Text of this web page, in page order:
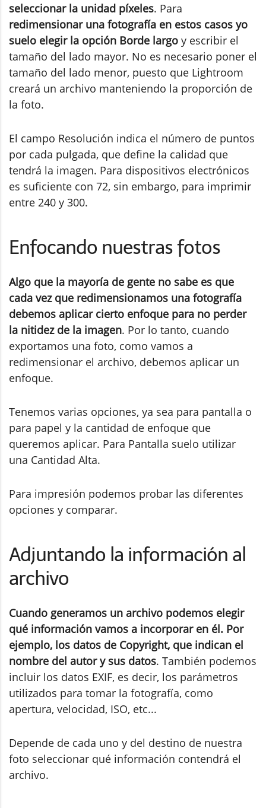
seleccionar la unidad píxeles. Para
redimensionar una fotografía en estos casos yo
suelo elegir la opción Borde largo y escribir el
tamaño del lado mayor. No es necesario poner el
tamaño del lado menor, puesto que Lightroom
creará un archivo manteniendo la proporción de
la foto.
El campo Resolución indica el número de puntos
por cada pulgada, que define la calidad que
tendrá la imagen. Para dispositivos electrónicos
es suficiente con 72, sin embargo, para imprimir
entre 240 y 300.
Enfocando nuestras fotos
Algo que la mayoría de gente no sabe es que
cada vez que redimensionamos una fotografía
debemos aplicar cierto enfoque para no perder
la nitidez de la imagen. Por lo tanto, cuando
exportamos una foto, como vamos a
redimensionar el archivo, debemos aplicar un
enfoque.
Tenemos varias opciones, ya sea para pantalla o
para papel y la cantidad de enfoque que
queremos aplicar. Para Pantalla suelo utilizar
una Cantidad Alta.
Para impresión podemos probar las diferentes
opciones y comparar.
Adjuntando la información al
archivo
Cuando generamos un archivo podemos elegir
qué información vamos a incorporar en él. Por
ejemplo, los datos de Copyright, que indican el
nombre del autor y sus datos. También podemos
incluir los datos EXIF, es decir, los parámetros
utilizados para tomar la fotografía, como
apertura, velocidad, ISO, etc...
Depende de cada uno y del destino de nuestra
foto seleccionar qué información contendrá el
archivo.